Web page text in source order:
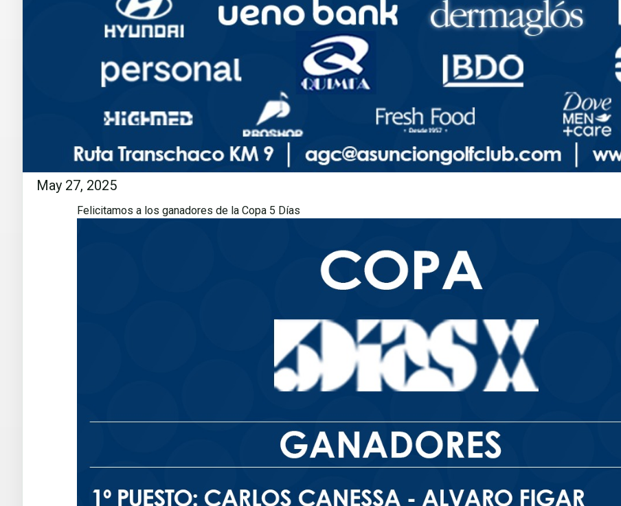
May 27, 2025
Felicitamos a los ganadores de la Copa 5 Días